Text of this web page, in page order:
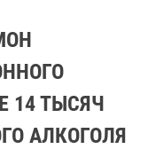
14 ТЫСЯЧ
АЛКОГОЛЯ